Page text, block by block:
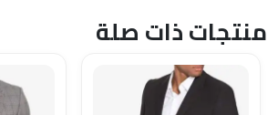
منتجات ذات صلة